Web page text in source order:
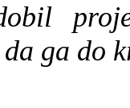
da ga do